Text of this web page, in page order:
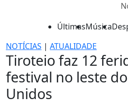
ÚltimasMúsica
NOTÍCIAS | ATUALIDADE
Tiroteio faz 12
festival no leste
Unidos